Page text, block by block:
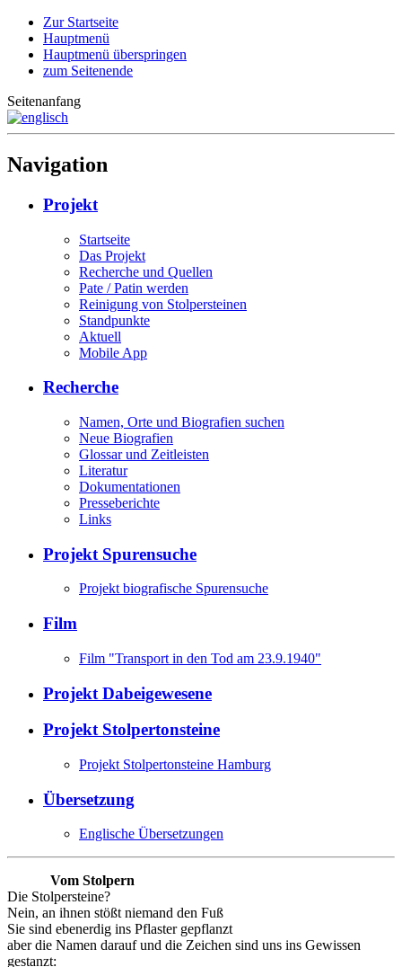
Zur Startseite
Hauptmenü
Hauptmenü überspringen
zum Seitenende
Seitenanfang
Navigation
Projekt
Startseite
Das Projekt
Recherche und Quellen
Pate / Patin werden
Reinigung von Stolpersteinen
Standpunkte
Aktuell
Mobile App
Recherche
Namen, Orte und Biografien suchen
Neue Biografien
Glossar und Zeitleisten
Literatur
Dokumentationen
Presseberichte
Links
Projekt Spurensuche
Projekt biografische Spurensuche
Film
Film "Transport in den Tod am 23.9.1940"
Projekt Dabeigewesene
Projekt Stolpertonsteine
Projekt Stolpertonsteine Hamburg
Übersetzung
Englische Übersetzungen
Vom Stolpern
Die Stolpersteine?
Nein, an ihnen stößt niemand den Fuß
Sie sind ebenerdig ins Pflaster gepflanzt
aber die Namen darauf und die Zeichen sind uns ins Gewissen
gestanzt: